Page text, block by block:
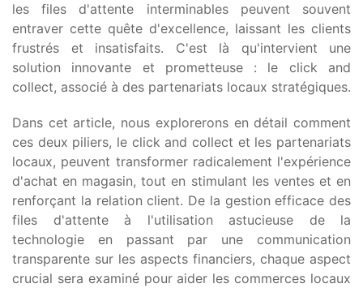
les files d'attente interminables peuvent souvent
entraver cette quête d'excellence, laissant les clients
frustrés et insatisfaits. C'est là qu'intervient une
solution innovante et prometteuse : le click and
collect, associé à des partenariats locaux stratégiques.
Dans cet article, nous explorerons en détail comment
ces deux piliers, le click and collect et les partenariats
locaux, peuvent transformer radicalement l'expérience
d'achat en magasin, tout en stimulant les ventes et en
renforçant la relation client. De la gestion efficace des
files d'attente à l'utilisation astucieuse de la
technologie en passant par une communication
transparente sur les aspects financiers, chaque aspect
crucial sera examiné pour aider les commerces locaux